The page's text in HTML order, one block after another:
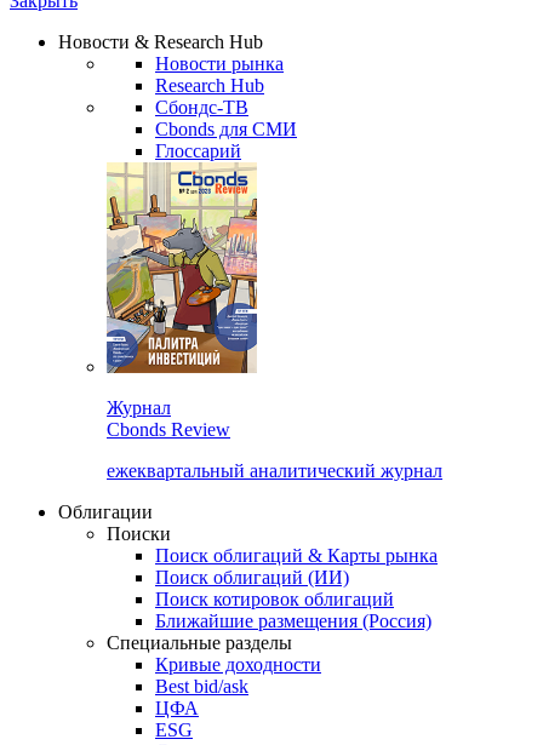
Новости & Research Hub
Новости рынка
Research Hub
Сбондс-ТВ
Cbonds для СМИ
Глоссарий
Журнал
Cbonds Review
ежеквартальный аналитический журнал
Облигации
Поиски
Поиск облигаций & Карты рынка
Поиск облигаций (ИИ)
Поиск котировок облигаций
Ближайшие размещения (Россия)
Специальные разделы
Кривые доходности
Best bid/ask
ЦФА
ESG